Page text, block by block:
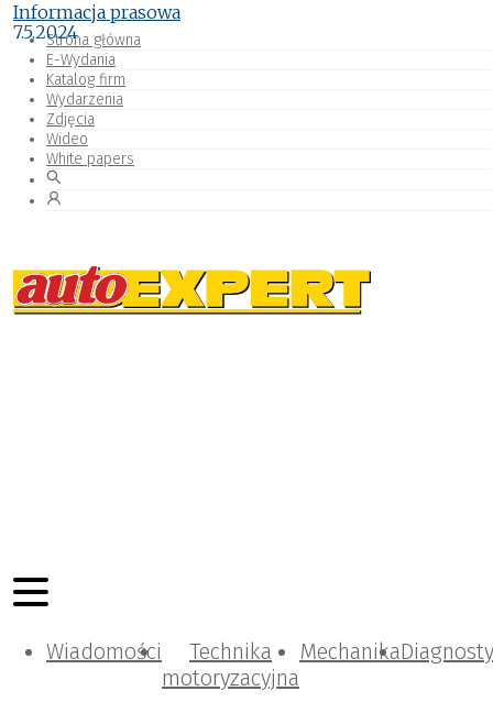
Strona główna
E-Wydania
Katalog firm
Wydarzenia
Zdjęcia
Wideo
White papers
Wiadomości
Technika
motoryzacyjna
Mechanika
Informacja prasowa
7.5.2024